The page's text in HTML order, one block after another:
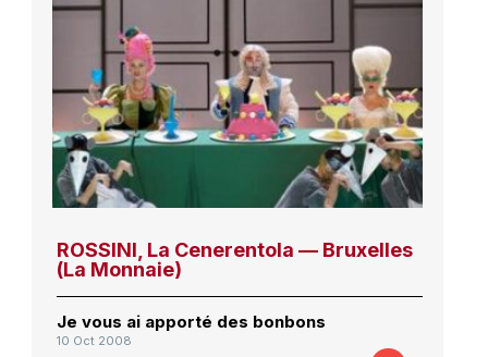
ROSSINI, La Cenerentola — Bruxelles
(La Monnaie)
Je vous ai apporté des bonbons
10 Oct 2008